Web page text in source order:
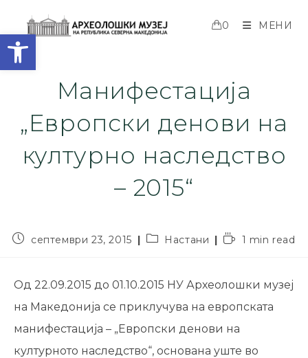
Open toolbar
0 МЕНИ
Манифестација
„Европски денови на
културно наследство
– 2015“
септември 23, 2015 Настани 1 min read
Од 22.09.2015 до 01.10.2015 НУ Археолошки музеј
на Македонија се приклучува на европската
манифестација – „Европски денови на
културното наследство“, основана уште во